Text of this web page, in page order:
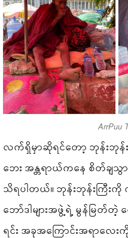
ArrPuu
လက်ရှိမှာဆိုရင်တော့ ဘုန်းဘုန်
ဘေး အန္တရာယ်ကနေ စိတ်ချသွ
သိရပါတယ်။ ဘုန်းဘုန်းကြီ
ဘော်ဒါများအဖွဲ့ရဲ့ မွန်မြတ်တဲ့
ရင်း အခုအကြောင်းအရာလ